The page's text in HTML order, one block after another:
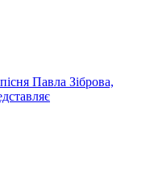
Павла Зіброва,